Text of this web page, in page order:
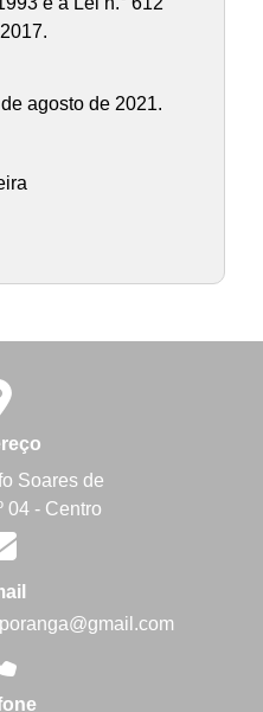
agosto de 2021.
Soares de
04 - Centro